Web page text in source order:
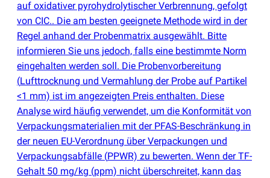
auf oxidativer pyrohydrolytischer Verbrennung, gefolgt
von CIC.. Die am besten geeignete Methode wird in der
Regel anhand der Probenmatrix ausgewählt. Bitte
informieren Sie uns jedoch, falls eine bestimmte Norm
eingehalten werden soll. Die Probenvorbereitung
(Lufttrocknung und Vermahlung der Probe auf Partikel
<1 mm) ist im angezeigten Preis enthalten. Diese
Analyse wird häufig verwendet, um die Konformität von
Verpackungsmaterialien mit der PFAS-Beschränkung in
der neuen EU-Verordnung über Verpackungen und
Verpackungsabfälle (PPWR) zu bewerten. Wenn der TF-
Gehalt 50 mg/kg (ppm) nicht überschreitet, kann das